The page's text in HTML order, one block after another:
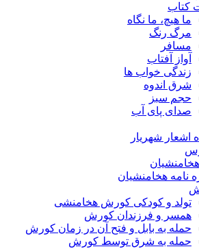
کتاب
ما هیچ، ما نگاه
مرگ رنگ
مسافر
آواز آفتاب
زندگی خواب ها
شرق اندوه
حجم سبز
صدای پای آب
اشعار شهریار
هخامنشیان
نامه هخامنشیان
تولد و کودکی کورش هخامنشی
همسر و فرزندان کورش
حمله به بابل و فتح آن در زمان کورش
حمله به شرق توسط کورش